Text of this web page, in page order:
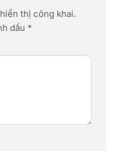
thị công khai.
dấu *